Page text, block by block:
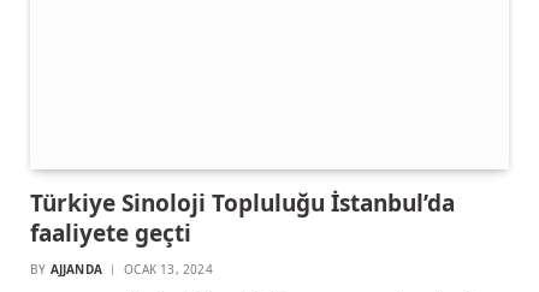
Türkiye Sinoloji Topluluğu İstanbul’da
faaliyete geçti
BY AJJANDA OCAK 13, 2024